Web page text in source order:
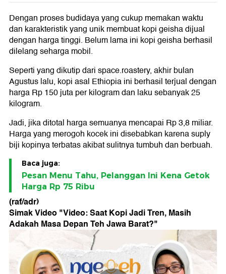
Dengan proses budidaya yang cukup memakan waktu
dan karakteristik yang unik membuat kopi geisha dijual
dengan harga tinggi. Belum lama ini kopi geisha berhasil
dilelang seharga mobil.
Seperti yang dikutip dari space.roastery, akhir bulan
Agustus lalu, kopi asal Ethiopia ini berhasil terjual dengan
harga Rp 150 juta per kilogram dan laku sebanyak 25
kilogram.
Jadi, jika ditotal harga semuanya mencapai Rp 3,8 miliar.
Harga yang merogoh kocek ini disebabkan karena suply
biji kopinya terbatas akibat sulitnya tumbuh dan berbuah.
Baca juga:
Pesan Menu Tahu, Pelanggan Ini Kena Getok
Harga Rp 75 Ribu
(raf/adr)
Simak Video "Video: Saat Kopi Jadi Tren, Masih
Adakah Masa Depan Teh Jawa Barat?"